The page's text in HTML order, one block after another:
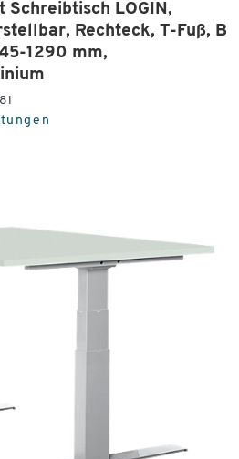
Schreibtisch LOGIN,
Rechteck, T-Fuß, B
1290 mm,